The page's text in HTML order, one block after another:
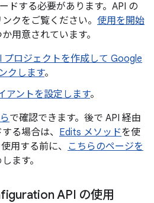
ドする必要があります。API の
クをご覧ください。 使用を開始
用意されています。
プロジェクトを作成して Google
クします。
アントを設定します。
で確認できます。後で API 経由
る場合は、 Edits メソッドを使
用する前に、 こちらのページを
ます。
API の使用